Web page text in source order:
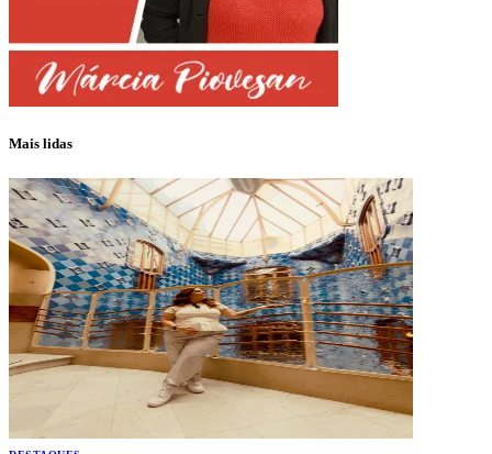
Mais lidas